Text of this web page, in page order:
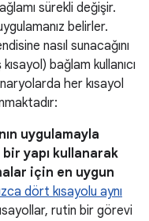
sürekli değişir.
belirler.
nasıl sunacağını
bağlam kullanıcı
her kısayol
uygulamayla
yapı kullanarak
için en uygun
dört kısayolu aynı
rutin bir görevi